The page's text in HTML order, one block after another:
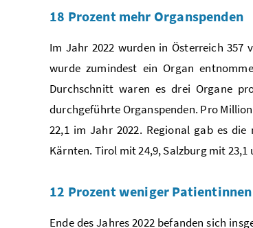
18 Prozent mehr Organspenden
Im Jahr 2022 wurden in Österreich 357
wurde zumindest ein Organ
Durchschnitt waren es drei Organe
durchgeführte Organspenden. Pro
22,1 im Jahr 2022. Regional gab es
Kärnten. Tirol mit 24,9, Salzburg mit
12 Prozent weniger
Ende des Jahres 2022 befanden sich